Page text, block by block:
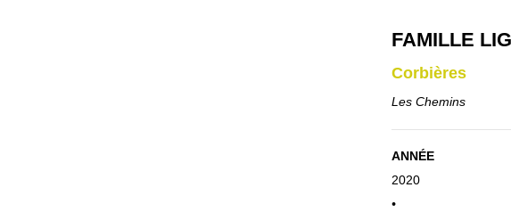
FAMILLE
Corbières
Les Chemins
ANNÉE
2020
•